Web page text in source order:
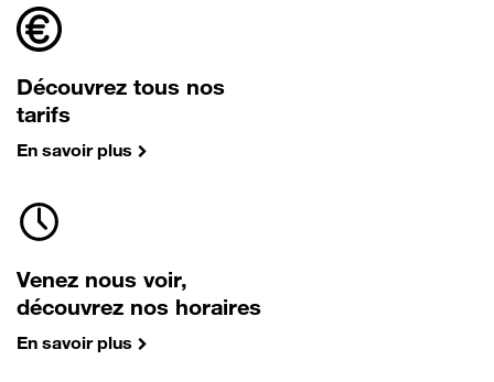
Découvrez tous nos
tarifs
En savoir plus
Venez nous voir,
découvrez nos horaires
En savoir plus